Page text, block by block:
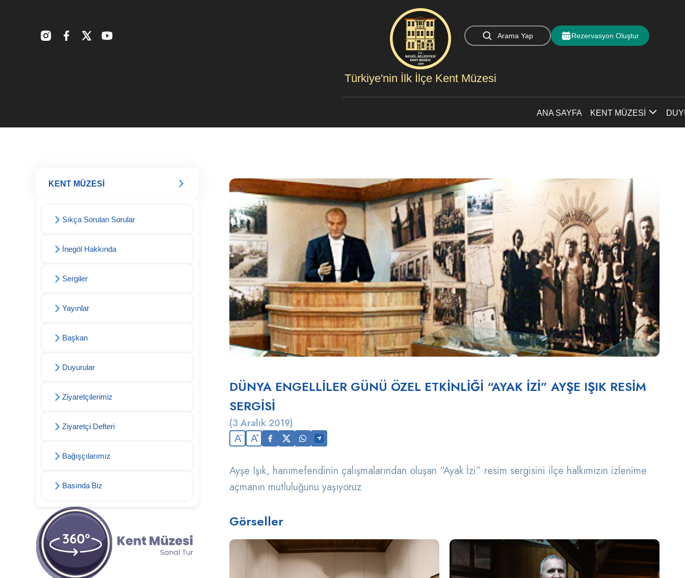
ANA SAYFA KENT MÜZESİ
Türkiye'nin İlk İlçe Kent Müzesi
Arama Yap Rezervasyon Oluştur
KENT MÜZESİ
Sıkça Sorulan Sorular
İnegöl Hakkında
Sergiler
Yayınlar
Başkan
Duyurular
Ziyaretçilerimiz
Ziyaretçi Defteri
Bağışçılarımız
Basında Biz
DÜNYA ENGELLİLER GÜNÜ ÖZEL ETKİNLİĞİ “AYAK İZİ” AYŞE IŞIK RESİM
SERGİSİ
(3 Aralık 2019)
A A
Ayşe Işık, hanımefendinin çalışmalarından oluşan “Ayak İzi” resim sergisini ilçe halkımızın izlenime
açmanın mutluluğunu yaşıyoruz
Görseller